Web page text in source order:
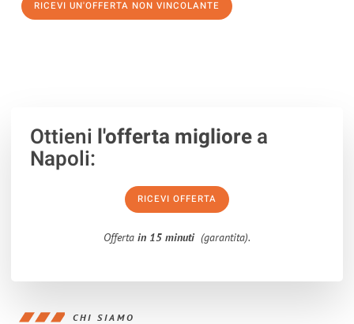
RICEVI UN'OFFERTA NON VINCOLANTE
Ottieni l'offerta migliorea
Napoli:
RICEVI OFFERTA
Offerta in 15 minuti (garantita).
CHI SIAMO